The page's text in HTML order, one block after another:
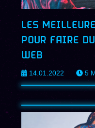
LES
POUR FAIRE
WEB
14.01.2022 5